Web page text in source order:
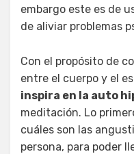
embargo este es de
de aliviar problemas
Con el propósito de
entre el cuerpo y el
inspira en la auto
meditación. Lo
cuáles son las
persona, para poder